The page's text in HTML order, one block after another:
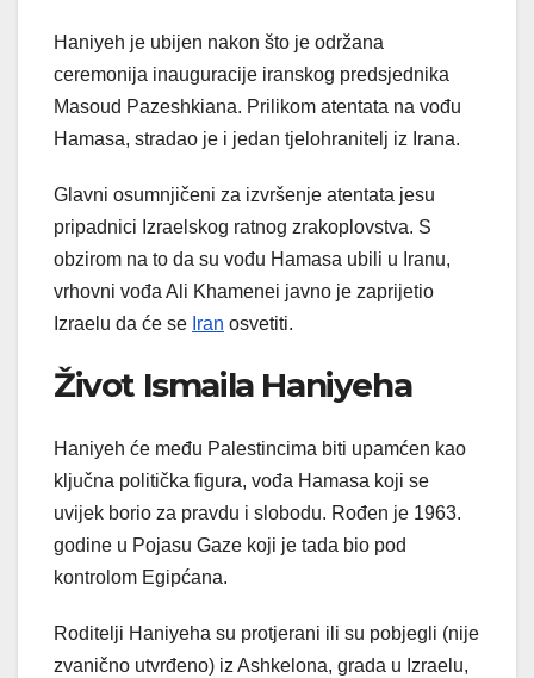
Haniyeh je ubijen nakon što je održana
ceremonija inauguracije iranskog predsjednika
Masoud Pazeshkiana. Prilikom atentata na vođu
Hamasa, stradao je i jedan tjelohranitelj iz Irana.
Glavni osumnjičeni za izvršenje atentata jesu
pripadnici Izraelskog ratnog zrakoplovstva. S
obzirom na to da su vođu Hamasa ubili u Iranu,
vrhovni vođa Ali Khamenei javno je zaprijetio
Izraelu da će se Iran osvetiti.
Život Ismaila Haniyeha
Haniyeh će među Palestincima biti upamćen kao
ključna politička figura, vođa Hamasa koji se
uvijek borio za pravdu i slobodu. Rođen je 1963.
godine u Pojasu Gaze koji je tada bio pod
kontrolom Egipćana.
Roditelji Haniyeha su protjerani ili su pobjegli (nije
zvanično utvrđeno) iz Ashkelona, grada u Izraelu,